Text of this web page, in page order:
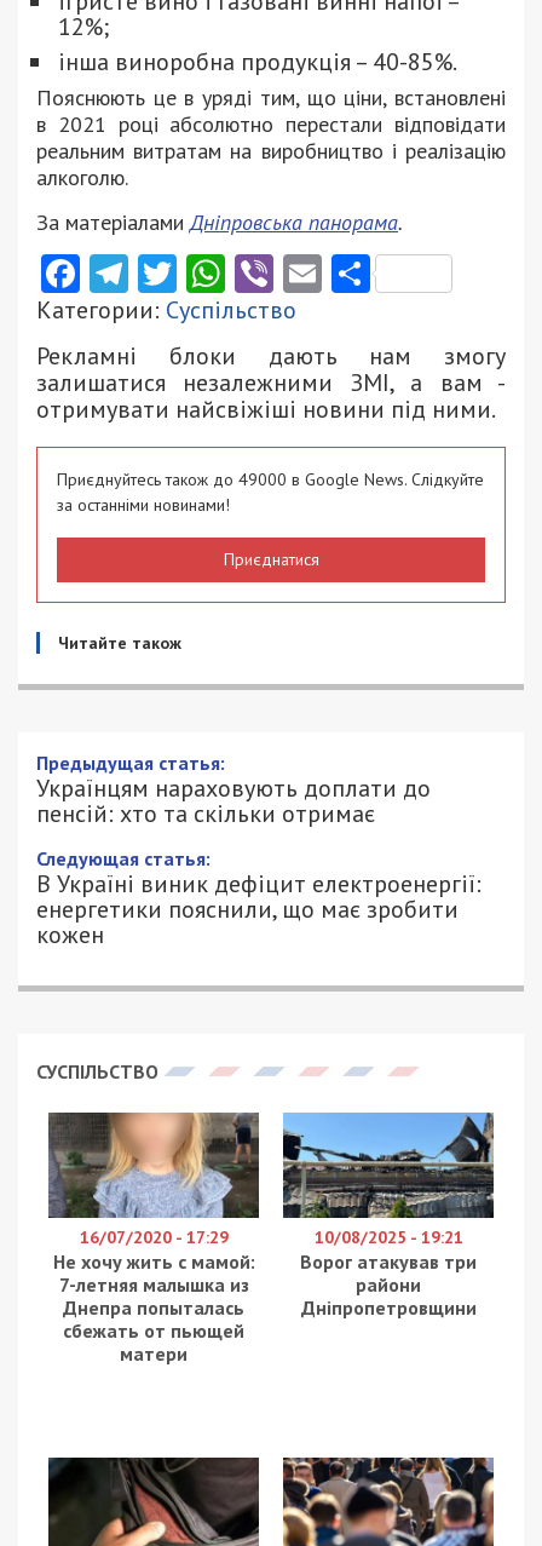
12%;
інша виноробна продукція – 40-85%.
Пояснюють це в уряді тим, що ціни, встановлені
в 2021 році абсолютно перестали відповідати
реальним витратам на виробництво і реалізацію
алкоголю.
За матеріаламиДніпровська панорама.
Facebook
Telegram
Twitter
WhatsApp
ViberEmail
Категории: Суспільство
Рекламні блоки дають нам змогу
залишатися незалежними ЗМІ, а вам -
отримувати найсвіжіші новини під ними.
Приєднуйтесь також до 49000 в Google News. Слідкуйте
за останніми новинами!
Приєднатися
Читайте також
Предыдущая статья:
Українцям нараховують доплати до
пенсій: хто та скільки отримає
Следующая статья:
В Україні виник дефіцит електроенергії:
енергетики пояснили, що має зробити
кожен
СУСПІЛЬСТВО
16/07/2020 - 17:29
Не хочу жить с мамой:
7-летняя малышка из
Днепра попыталась
сбежать от пьющей
матери
10/08/2025 - 19:21
Ворог атакував три
райони
Дніпропетровщини